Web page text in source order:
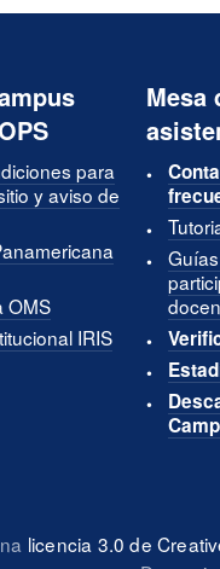
para
y aviso de
OMS
IRIS
Mesa
licencia 3.0 de